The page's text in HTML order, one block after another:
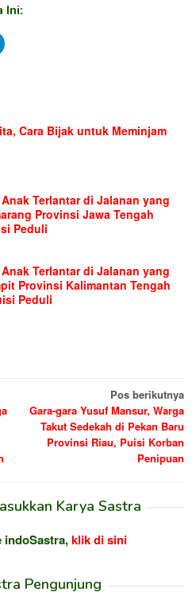
Ini:
Cara Bijak untuk Meminjam
Terlantar di Jalanan yang
Provinsi Jawa Tengah
Peduli
Terlantar di Jalanan yang
Provinsi Kalimantan Tengah
Peduli
Pos berikutnya
Gara-gara Yusuf Mansur, Warga
Takut Sedekah di Pekan Baru
Provinsi Riau, Puisi Korban
Penipuan
Karya Sastra
indoSastra,klik di sini
Pengunjung